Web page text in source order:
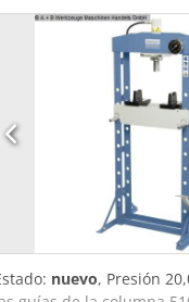
nuevo, Presión